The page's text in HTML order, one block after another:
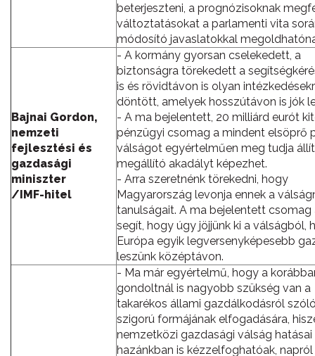
beterjeszteni, a prognózisoknak
változtatásokat a parlamenti vita
módosító javaslatokkal
Bajnai Gordon,
nemzeti
fejlesztési és
gazdasági
miniszter
/IMF-hitel
- A kormány gyorsan cselekedett, a
biztonságra törekedett a
is és rövidtávon is olyan
döntött, amelyek hosszútávon is jók
- A ma bejelentett, 20 milliárd eurót
pénzügyi csomag a mindent elsöprő
válságot egyértelműen meg tudja
megállító akadályt képezhet.
- Arra szeretnénk törekedni, hogy
Magyarország levonja ennek a
tanulságait. A ma bejelentett csomag
segít, hogy úgy jöjjünk ki a válságból,
Európa egyik legversenyképesebb
leszünk középtávon.
- Ma már egyértelmű, hogy a
gondoltnál is nagyobb szükség van a
takarékos állami gazdálkodásról
szigorú formájának elfogadására,
nemzetközi gazdasági válság hatásai
hazánkban is kézzelfoghatóak, napról